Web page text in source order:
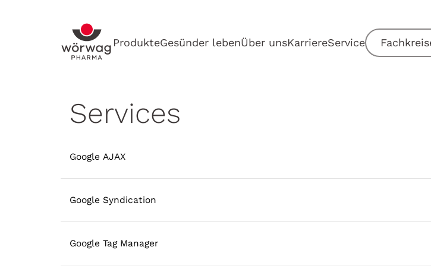
ProdukteGesünder lebenÜber unsKarriereService
Services
Google AJAX
Google Syndication
Google Tag Manager